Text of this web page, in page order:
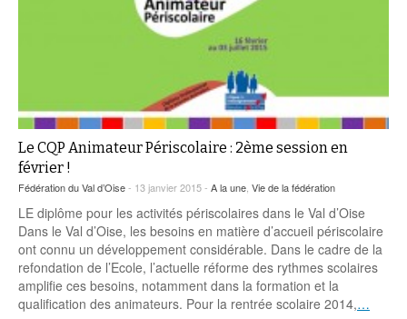
Le CQP Animateur Périscolaire : 2ème session en
février !
Fédération du Val d’Oise- 13 janvier 2015 - A la une Vie de la fédération
LE diplôme pour les activités périscolaires dans le Val d’Oise
Dans le Val d’Oise, les besoins en matière d’accueil périscolaire
ont connu un développement considérable. Dans le cadre de la
refondation de l’Ecole, l’actuelle réforme des rythmes scolaires
amplifie ces besoins, notamment dans la formation et la
qualification des animateurs. Pour la rentrée scolaire 2014,…